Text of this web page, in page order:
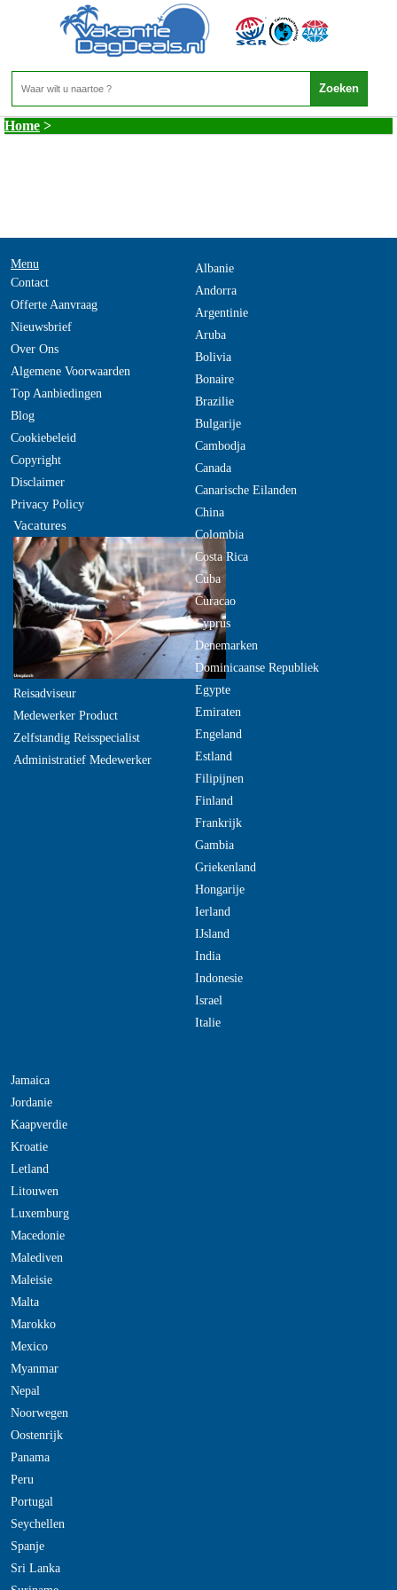
Verenigde Staten - Vermont
Home >
Menu
Contact
Offerte Aanvraag
Nieuwsbrief
Over Ons
Algemene Voorwaarden
Top Aanbiedingen
Blog
Cookiebeleid
Copyright
Disclaimer
Privacy Policy
Vacatures
Reisadviseur
Medewerker Product
Zelfstandig Reisspecialist
Administratief Medewerker
Albanie
Andorra
Argentinie
Aruba
Bolivia
Bonaire
Brazilie
Bulgarije
Cambodja
Canada
Canarische Eilanden
China
Colombia
Costa Rica
Cuba
Curacao
Cyprus
Denemarken
Dominicaanse Republiek
Egypte
Emiraten
Engeland
Estland
Filipijnen
Finland
Frankrijk
Gambia
Griekenland
Hongarije
Ierland
IJsland
India
Indonesie
Israel
Italie
Jamaica
Jordanie
Kaapverdie
Kroatie
Letland
Litouwen
Luxemburg
Macedonie
Malediven
Maleisie
Malta
Marokko
Mexico
Myanmar
Nepal
Noorwegen
Oostenrijk
Panama
Peru
Portugal
Seychellen
Spanje
Sri Lanka